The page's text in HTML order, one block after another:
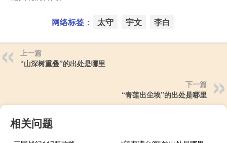
网络标签： 太守 宇文 李白
上一篇
“山深树重叠”的出处是哪里
下一篇
“青莲出尘埃”的出处是哪里
相关问题